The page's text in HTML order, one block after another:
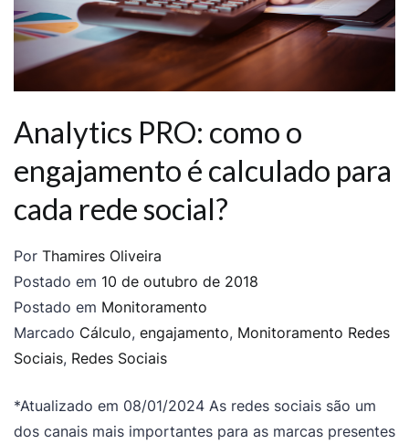
Analytics PRO: como o
engajamento é calculado para
cada rede social?
Por Thamires Oliveira
Postado em 10 de outubro de 2018
Postado em Monitoramento
Marcado Cálculo, engajamento, Monitoramento Redes
Sociais, Redes Sociais
*Atualizado em 08/01/2024 As redes sociais são um
dos canais mais importantes para as marcas presentes